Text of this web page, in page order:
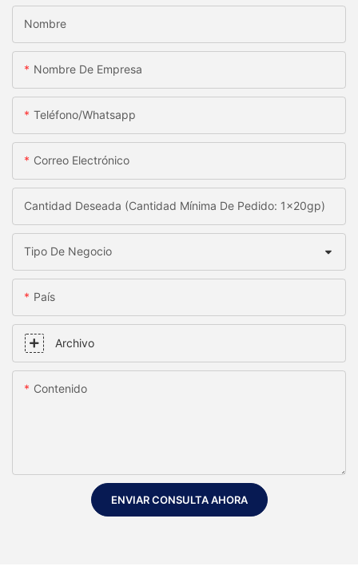
Nombre
Nombre De Empresa
Teléfono/whatsapp
Correo Electrónico
Cantidad Deseada (Cantidad Mínima De Pedido: 1x20gp)
Tipo De Negocio
País
Archivo
Contenido
ENVIAR CONSULTA AHORA